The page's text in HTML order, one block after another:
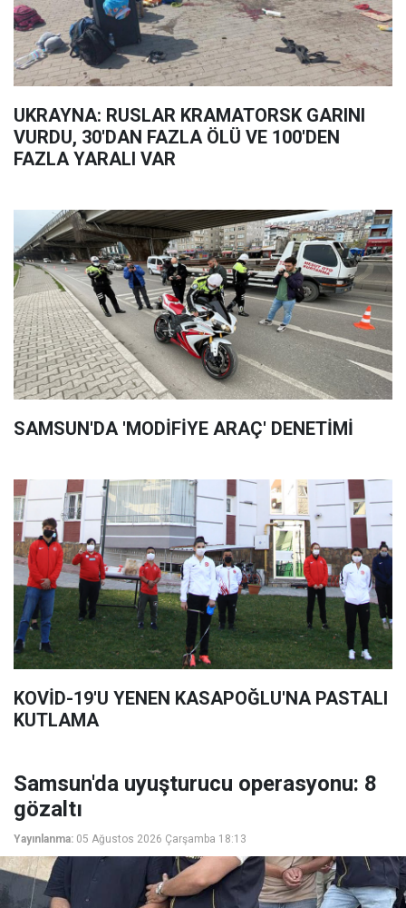
UKRAYNA: RUSLAR KRAMATORSK GARINI
VURDU, 30'DAN FAZLA ÖLÜ VE 100'DEN
FAZLA YARALI VAR
SAMSUN'DA 'MODİFİYE ARAÇ' DENETİMİ
KOVİD-19'U YENEN KASAPOĞLU'NA PASTALI
KUTLAMA
Samsun'da uyuşturucu operasyonu: 8
gözaltı
Yayınlanma: 05 Ağustos 2026 Çarşamba 18:13